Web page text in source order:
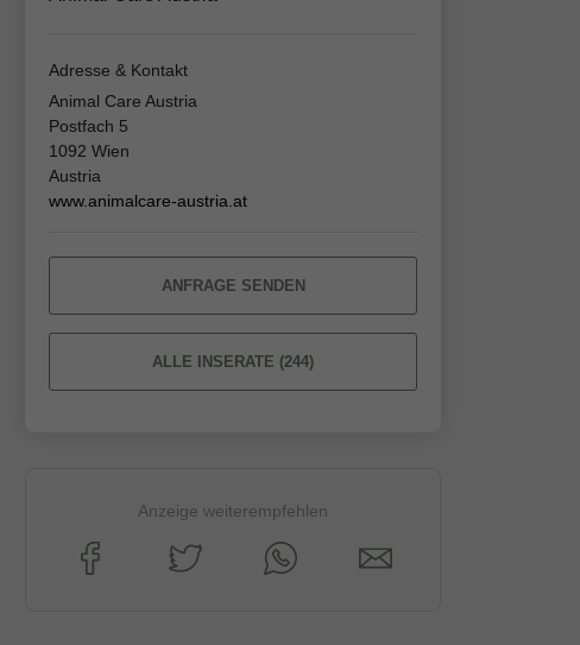
Adresse & Kontakt
Animal Care Austria
Postfach 5
1092 Wien
Austria
www.animalcare-austria.at
ANFRAGE SENDEN
ALLE INSERATE (244)
Anzeige weiterempfehlen